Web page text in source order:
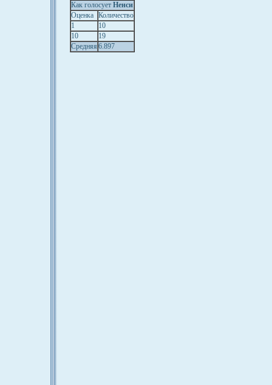
Как голосует Ненси
Оценка Количество
1
10
10
19
Средняя 6.897